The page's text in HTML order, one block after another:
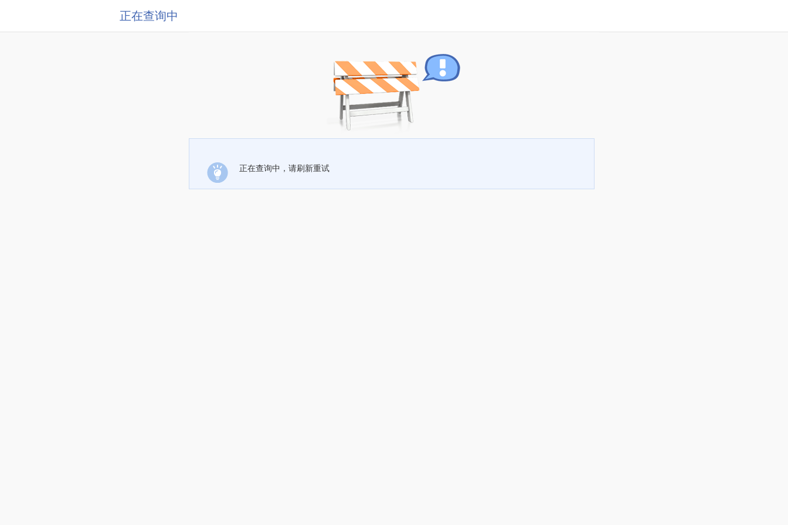
正在查询中
正在查询中，请刷新重试